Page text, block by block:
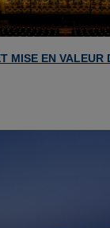
MISE EN VALEUR